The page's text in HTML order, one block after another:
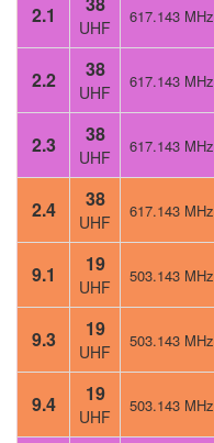
2.1 UHF
617.143 MHz
2.2 38
UHF
617.143 MHz
2.3 38
UHF
617.143 MHz
2.4 38
UHF
617.143 MHz
9.1 19
UHF
503.143 MHz
9.3 19
UHF
503.143 MHz
9.4 19
UHF
503.143 MHz